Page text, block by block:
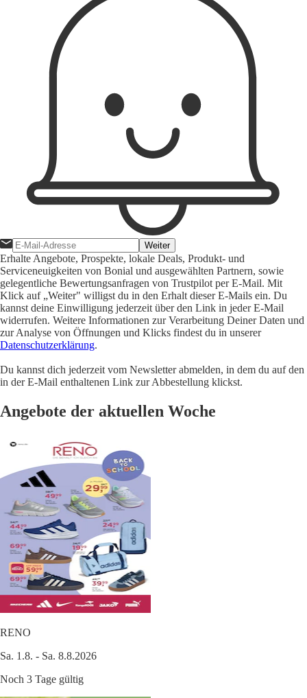
Weiter
Erhalte Angebote, Prospekte, lokale Deals, Produkt- und
Serviceneuigkeiten von Bonial und ausgewählten Partnern, sowie
gelegentliche Bewertungsanfragen von Trustpilot per E-Mail. Mit
Klick auf „Weiter" willigst du in den Erhalt dieser E-Mails ein. Du
kannst deine Einwilligung jederzeit über den Link in jeder E-Mail
widerrufen. Weitere Informationen zur Verarbeitung Deiner Daten und
zur Analyse von Öffnungen und Klicks findest du in unserer
Datenschutzerklärung.
Du kannst dich jederzeit vom Newsletter abmelden, in dem du auf den
in der E-Mail enthaltenen Link zur Abbestellung klickst.
Angebote der aktuellen Woche
RENO
Sa. 1.8. - Sa. 8.8.2026
Noch 3 Tage gültig